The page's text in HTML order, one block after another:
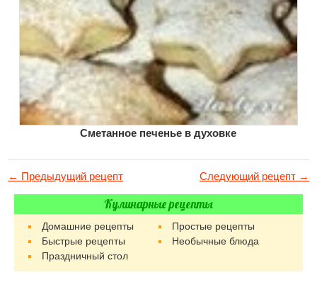
Сметанное печенье в духовке
← Предыдущий рецепт Следующий рецепт →
Кулинарные рецепты
Домашние рецепты
Простые рецепты
Быстрые рецепты
Необычные блюда
Праздничный стол